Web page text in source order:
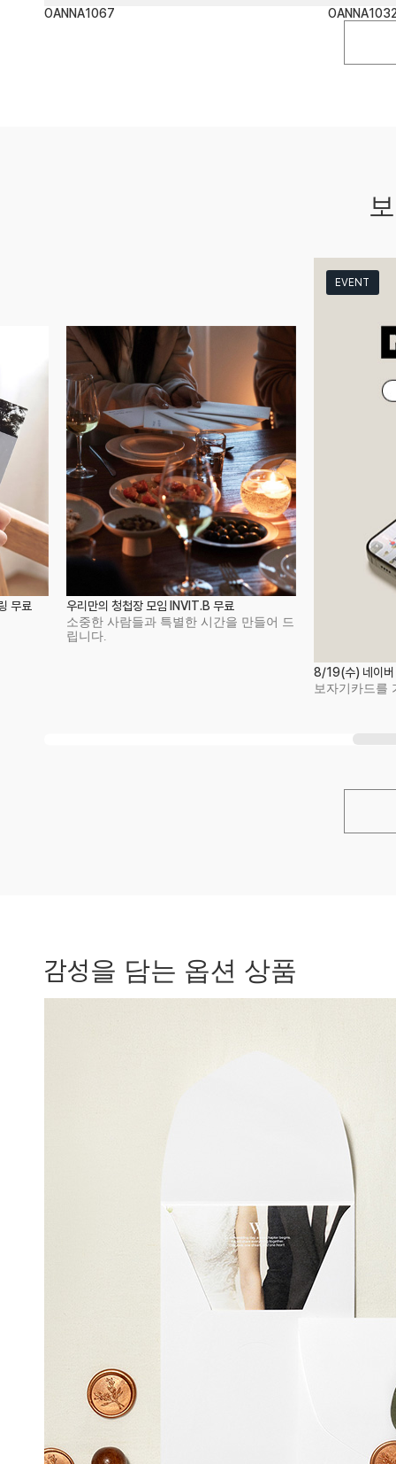
OANNA1067
무료 우리만의 청첩장 모임 INVIT.B 무료
소중한 사람들과 특별한 시간을 만들어 드
립니다.
EVENT
8/19(수) 네이버
보자기카드를
감성을 담는 옵션 상품